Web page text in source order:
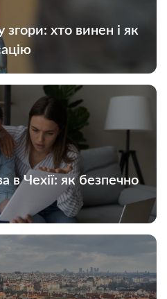
хто винен і як
в Чехії: як безпечно